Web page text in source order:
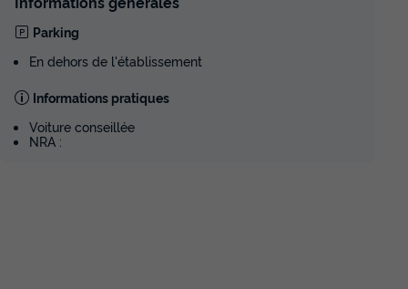
Parking
En dehors de l'établissement
Informations pratiques
Voiture conseillée
NRA :